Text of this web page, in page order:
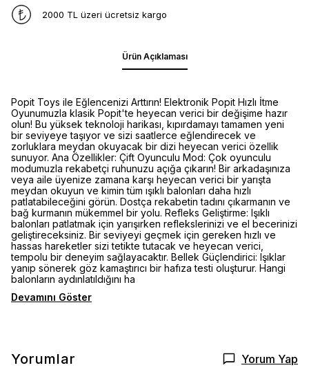
2000 TL üzeri ücretsiz kargo
Ürün Açıklaması
Popit Toys ile Eğlencenizi Arttırın! Elektronik Popit Hızlı İtme
Oyunumuzla klasik Popit'te heyecan verici bir değişime hazır
olun! Bu yüksek teknoloji harikası, kıpırdamayı tamamen yeni
bir seviyeye taşıyor ve sizi saatlerce eğlendirecek ve
zorluklara meydan okuyacak bir dizi heyecan verici özellik
sunuyor. Ana Özellikler: Çift Oyunculu Mod: Çok oyunculu
modumuzla rekabetçi ruhunuzu açığa çıkarın! Bir arkadaşınıza
veya aile üyenize zamana karşı heyecan verici bir yarışta
meydan okuyun ve kimin tüm ışıklı balonları daha hızlı
patlatabileceğini görün. Dostça rekabetin tadını çıkarmanın ve
bağ kurmanın mükemmel bir yolu. Refleks Geliştirme: Işıklı
balonları patlatmak için yarışırken reflekslerinizi ve el becerinizi
geliştireceksiniz. Bir seviyeyi geçmek için gereken hızlı ve
hassas hareketler sizi tetikte tutacak ve heyecan verici,
tempolu bir deneyim sağlayacaktır. Bellek Güçlendirici: Işıklar
yanıp sönerek göz kamaştırıcı bir hafıza testi oluşturur. Hangi
balonların aydınlatıldığını ha
Devamını Göster
Yorumlar Yorum Yap